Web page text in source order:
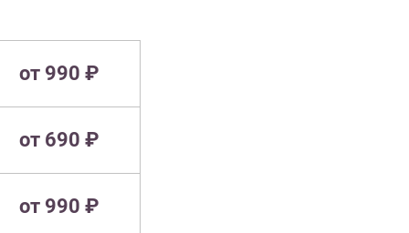
от 990 ₽
от 690 ₽
от 990 ₽